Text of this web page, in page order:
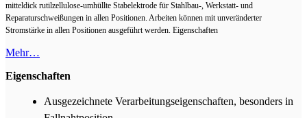
mitteldick rutilzellulose-umhüllte Stabelektrode für Stahlbau-, Werkstatt- und
Reparaturschweißungen in allen Positionen. Arbeiten können mit unveränderter
Stromstärke in allen Positionen ausgeführt werden. Eigenschaften
Mehr…
Eigenschaften
Ausgezeichnete Verarbeitungseigenschaften, besonders in